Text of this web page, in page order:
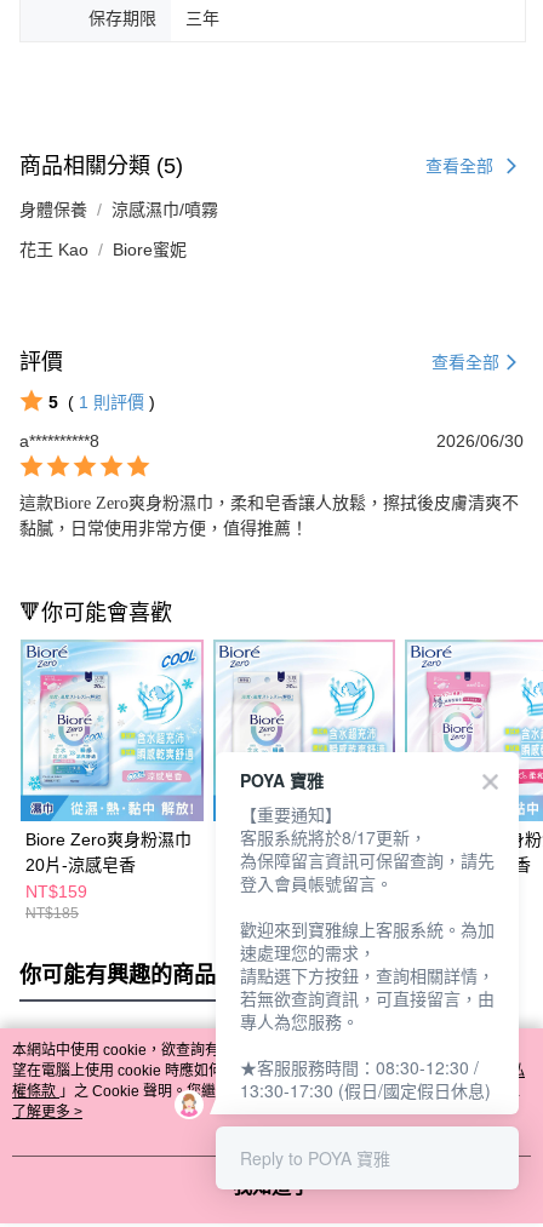
保存期限 三年
商品相關分類 (5) 查看全部
身體保養 涼感濕巾/噴霧
花王 Kao Biore蜜妮
評價 查看全部
5 ( 1 則評價 )
a**********8
2026/06/30
這款Biore Zero爽身粉濕巾，柔和皂香讓人放鬆，擦拭後皮膚清爽不
黏膩，日常使用非常方便，值得推薦！
🔻你可能會喜歡
Biore Zero爽身粉濕巾
20片-涼感皂香
NT$159
NT$185
Biore Zero爽身粉濕巾
20片-無香性
NT$159
Biore Zero爽身
攜帶包10片皂香
你可能有興趣的商品 全站排行
熱門標籤
本網站中使用 cookie，欲查詢有關本網站使用 cookie 方式之詳情，及若您不希
望在電腦上使用 cookie 時應如何變更電腦的 cookie 設定，請參閱本網站「
隱私
權條款 」之 Cookie 聲明。您繼續使用本網站即表示您同意本公司得按本網站使
用條款之 Cookie 聲明使用 cookie。
了解更多 >
我知道了
POYA 寶雅
【重要通知】
客服系統將於8/17更新，
為保障留言資訊可保留查詢，請先
登入會員帳號留言。
歡迎來到寶雅線上客服系統。為加
速處理您的需求，
請點選下方按鈕，查詢相關詳情，
若無欲查詢資訊，可直接留言，由
專人為您服務。
★客服服務時間：08:30-12:30 /
13:30-17:30 (假日/國定假日休息)
Reply to POYA 寶雅